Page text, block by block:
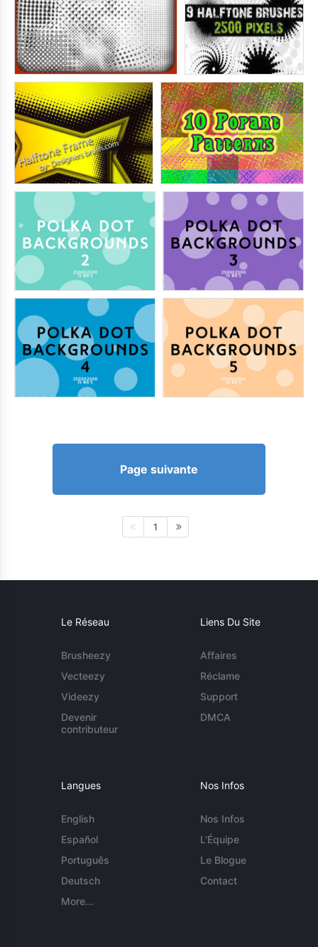
Page suivante
1
Le Réseau
Brusheezy
Vecteezy
Videezy
Devenir
contributeur
Liens Du Site
Affaires
Réclame
Support
DMCA
Langues
English
Español
Português
Deutsch
More...
Nos Infos
Nos Infos
L'Équipe
Le Blogue
Contact